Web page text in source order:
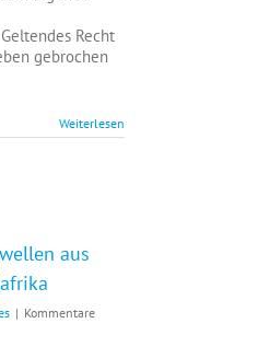
Recht
gebrochen
Weiterlesen
aus
| Kommentare